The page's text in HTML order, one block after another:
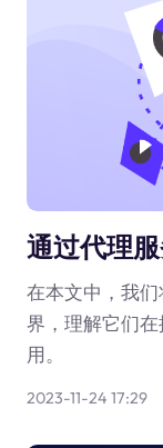
通过代理
在本文中，我
界，理解它们
用。
2023-11-24 17:29